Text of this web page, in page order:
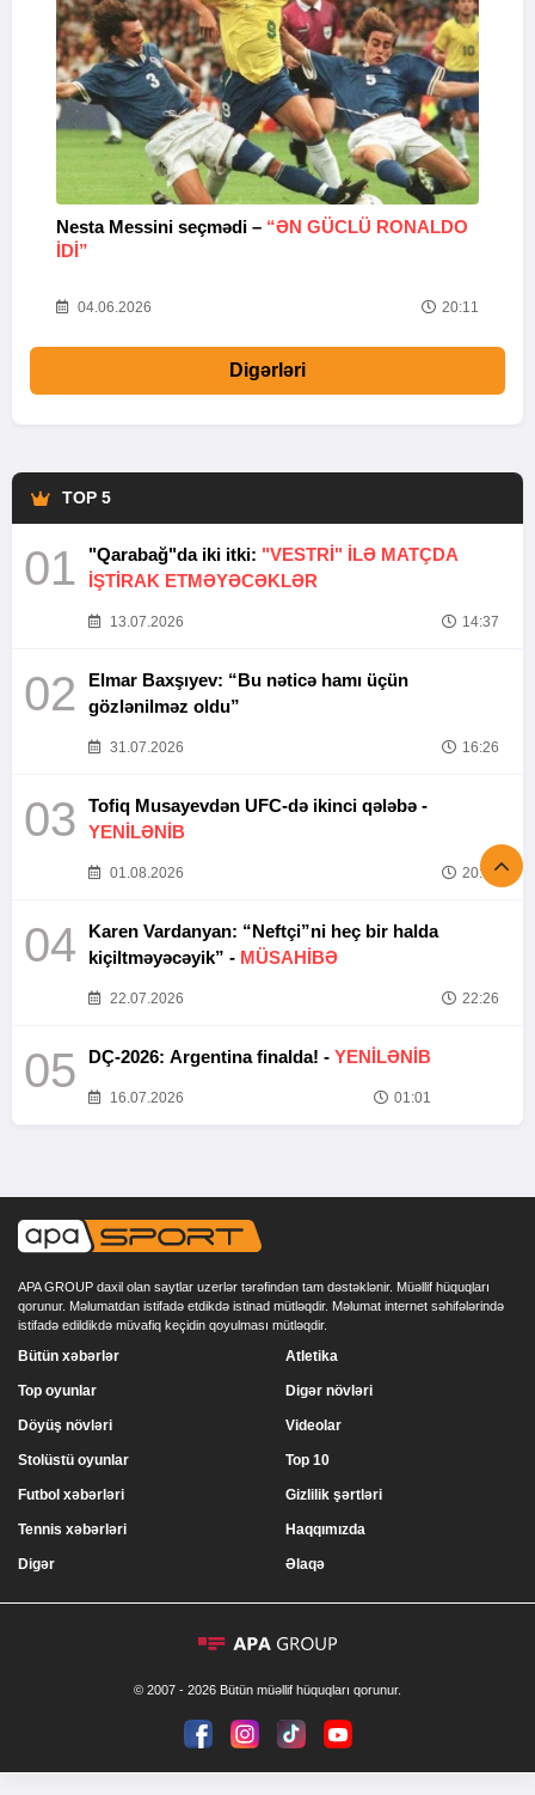
Nesta Messini seçmədi – “ƏN GÜCLÜ RONALDO
IDI”
04.06.2026 20:11
Digərləri
TOP 5
01 "Qarabağ"da iki itki: "VESTRİ" İLƏ MATÇDA
İŞTİRAK ETMƏYƏCƏKLƏR
13.07.2026 14:37
02
Elmar Baxşıyev: “Bu nəticə hamı üçün
gözlənilməz oldu”
31.07.2026 16:26
03
Tofiq Musayevdən UFC-də ikinci qələbə -
YENİLƏNİB
01.08.2026 20:52
04
Karen Vardanyan: “Neftçi”ni heç bir halda
kiçiltməyəcəyik” - MÜSAHİBƏ
22.07.2026 22:26
05 DÇ-2026: Argentina finalda! - YENİLƏNİB
16.07.2026 01:01
APA GROUP daxil olan saytlar uzerlər tərəfindən tam dəstəklənir. Müəllif hüquqları
qorunur. Məlumatdan istifadə etdikdə istinad mütləqdir. Məlumat internet səhifələrində
istifadə edildikdə müvafiq keçidin qoyulması mütləqdir.
Bütün xəbərlər
Top oyunlar
Döyüş növləri
Stolüstü oyunlar
Atletika
Digər növləri
Videolar
Top 10
Futbol xəbərləri
Tennis xəbərləri
Digər
Gizlilik şərtləri
Haqqımızda
Əlaqə
© 2007 - 2026 Bütün müəllif hüquqları qorunur.